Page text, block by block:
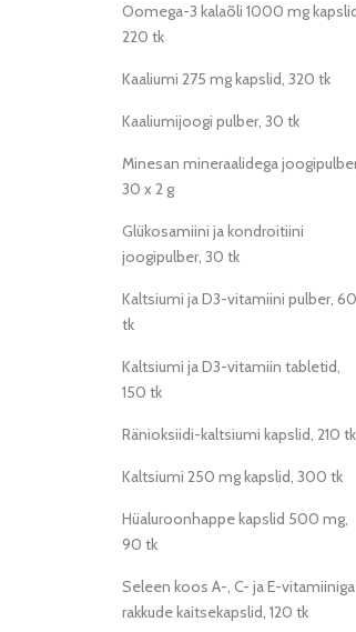
Oomega-3 kalaõli 1000 mg
220 tk
Kaaliumi 275 mg kapslid, 320 tk
Kaaliumijoogi pulber, 30 tk
Minesan mineraalidega
30 x 2 g
Glükosamiini ja kondroitiini
joogipulber, 30 tk
Kaltsiumi ja D3-vitamiini pulber, 60
tk
Kaltsiumi ja D3-vitamiin tabletid,
150 tk
Ränioksiidi-kaltsiumi kapslid, 210 tk
Kaltsiumi 250 mg kapslid, 300 tk
Hüaluroonhappe kapslid 500 mg,
90 tk
Seleen koos A-, C- ja E-
rakkude kaitsekapslid, 120 tk